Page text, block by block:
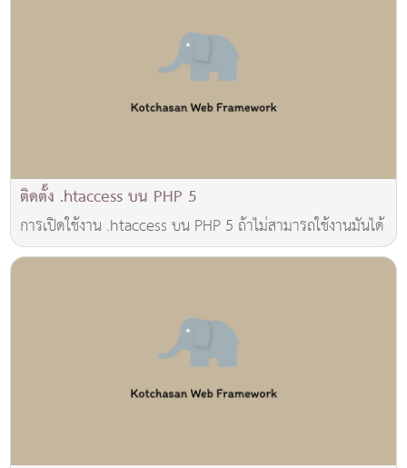
ติดตั้ง .htaccess บน PHP 5
การเปิดใช้งาน .htaccess บน PHP 5 ถ้าไม่สามารถใช้งานมันได้